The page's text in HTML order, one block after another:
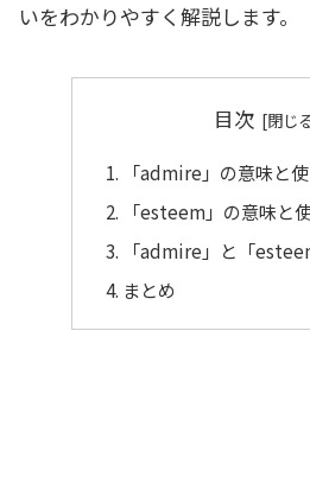
いをわかりやすく解説します。
目次
「admire」の意味と
「esteem」の意味と
「admire」と「
まとめ